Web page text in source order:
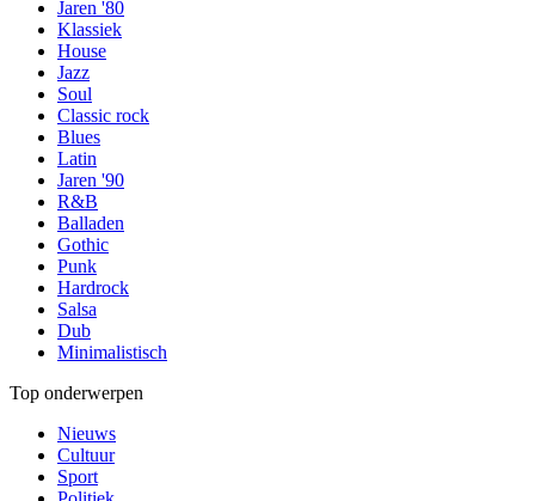
Jaren '80
Klassiek
House
Jazz
Soul
Classic rock
Blues
Latin
Jaren '90
R&B
Balladen
Gothic
Punk
Hardrock
Salsa
Dub
Minimalistisch
Top onderwerpen
Nieuws
Cultuur
Sport